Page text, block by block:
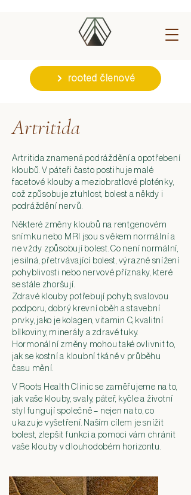
rooted členové
Artritida
Artritida znamená podráždění a opotřebení
kloubů. V páteři často postihuje malé
facetové klouby a meziobratlové ploténky,
což způsobuje ztuhlost, bolest a někdy i
podráždění nervů.
Některé změny kloubů na rentgenovém
snímku nebo MRI jsou s věkem normální a
ne vždy způsobují bolest. Co není normální,
je silná, přetrvávající bolest, výrazné snížení
pohyblivosti nebo nervové příznaky, které
se stále zhoršují.
Zdravé klouby potřebují pohyb, svalovou
podporu, dobrý krevní oběh a stavební
prvky, jako je kolagen, vitamin C, kvalitní
bílkoviny, minerály a zdravé tuky.
Hormonální změny mohou také ovlivnit to,
jak se kostní a kloubní tkáně v průběhu
času mění.
V Roots Health Clinic se zaměřujeme na to,
jak vaše klouby, svaly, páteř, kyčle a životní
styl fungují společně – nejen na to, co
ukazuje vyšetření. Naším cílem je snížit
bolest, zlepšit funkci a pomoci vám chránit
vaše klouby v dlouhodobém horizontu.